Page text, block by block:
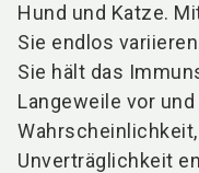
Hund und Katze.
Sie endlos
Sie hält das
Langeweile vor
Unverträglichkeit